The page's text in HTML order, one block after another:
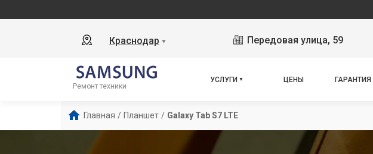
Краснодар ▼ Передовая улица, 59
Ремонт техники
УСЛУГИ ЦЕНЫ ГАРАНТИЯ
Главная / Планшет / Galaxy Tab S7 LTE